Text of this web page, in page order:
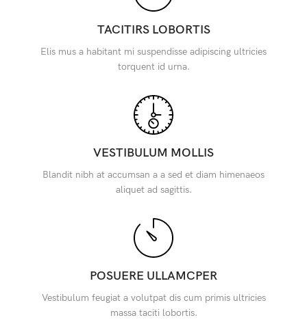
TACITIRS LOBORTIS
Elis mus a habitant mi suspendisse adipiscing ultricies
torquent id urna.
VESTIBULUM MOLLIS
Blandit nibh at accumsan a a sed et diam himenaeos
aliquet ad sagittis.
POSUERE ULLAMCPER
Vestibulum feugiat a volutpat dis cum primis ultricies
massa taciti lobortis.